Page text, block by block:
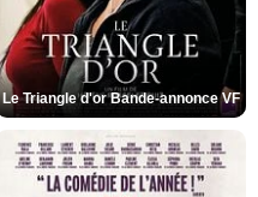
Le Triangle d'or Bande-annonce VF